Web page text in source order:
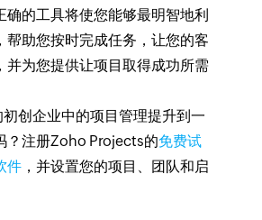
确的工具将使您能够最明智地利
帮助您按时完成任务，让您的客
并为您提供让项目取得成功所需
创企业中的项目管理提升到一
？注册Zoho Projects的免费试
件，并设置您的项目、团队和启